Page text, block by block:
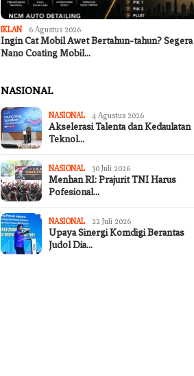
IKLAN 6 Agustus 2026
Ingin Cat Mobil Awet Bertahun-tahun? Segera
Nano Coating Mobil…
NASIONAL
NASIONAL 4 Agustus 2026
Akselerasi Talenta dan Kedaulatan
Teknol…
NASIONAL 30 Juli 2026
Menhan RI: Prajurit TNI Harus
Pofesional…
NASIONAL 22 Juli 2026
Upaya Sinergi Komdigi Berantas
Judol Dia…